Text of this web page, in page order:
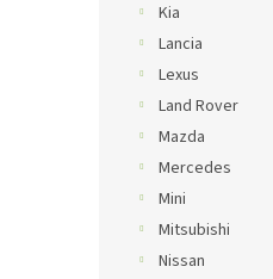
Kia
Lancia
Lexus
Land Rover
Mazda
Mercedes
Mini
Mitsubishi
Nissan